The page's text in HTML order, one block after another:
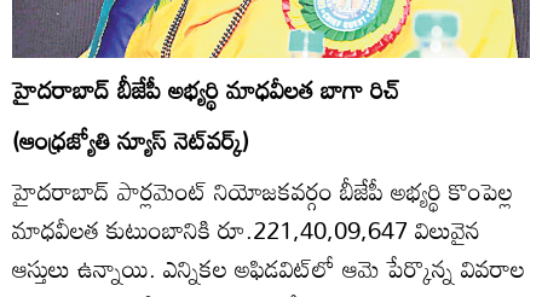
హైదరాబాద్‌ బీజేపీ అభ్యర్థి మాధవీలత బాగా రిచ్‌
(ఆంధ్రజ్యోతి న్యూస్‌ నెట్‌వర్క్‌)
హైదరాబాద్‌ పార్లమెంట్‌ నియోజకవర్గం బీజేపీ అభ్యర్థి కొంపెల్ల
మాధవీలత కుటుంబానికి రూ.221,40,09,647 విలువైన
ఆస్తులు ఉన్నాయి. ఎన్నికల అఫిడవిట్‌లో ఆమె పేర్కొన్న వివరాల